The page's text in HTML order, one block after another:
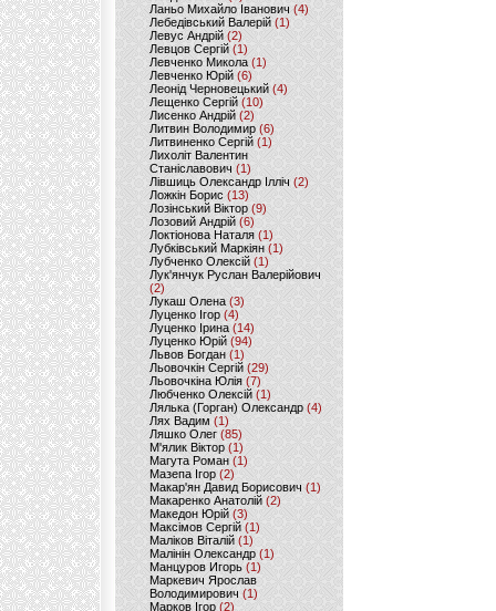
Ланьо Михайло Іванович(4)
Лебедівський Валерій(1)
Левус Андрій(2)
Левцов Сергій (1)
Левченко Микола (1)
Левченко Юрій (6)
Леонід Черновецький (4)
Лещенко Сергій (10)
Лисенко Андрій (2)
Литвин Володимир (6)
Литвиненко Сергій (1)
Лихоліт Валентин
Станіславович (1)
Лівшиць Олександр Ілліч (2)
Ложкін Борис(13)
Лозінський Віктор(9)
Лозовий Андрій (6)
Локтіонова Наталя (1)
Лубківський Маркіян(1)
Лубченко Олексій (1)
Лук'янчук Руслан Валерійович
(2)
Лукаш Олена (3)
Луценко Ігор (4)
Луценко Ірина (14)
Луценко Юрій (94)
Львов Богдан (1)
Льовочкін Сергій (29)
Льовочкіна Юлія(7)
Любченко Олексій(1)
Лялька (Горган) Олександр(4)
Лях Вадим (1)
Ляшко Олег (85)
М'ялик Віктор(1)
Магута Роман(1)
Мазепа Ігор (2)
Макар'ян Давид Борисович(1)
Макаренко Анатолій (2)
Македон Юрій(3)
Максімов Сергій (1)
Маліков Віталій (1)
Малінін Олександр (1)
Манцуров Игорь (1)
Маркевич Ярослав
Володимирович (1)
Марков Ігор (2)